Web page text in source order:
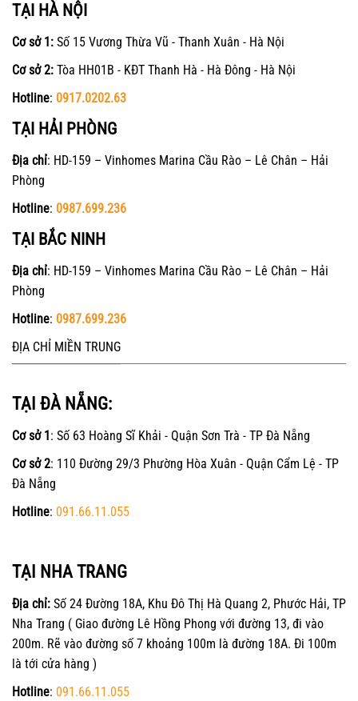
TẠI HÀ NỘI
Cơ sở 1: Số 15 Vương Thừa Vũ - Thanh Xuân - Hà Nội
Cơ sở 2: Tòa HH01B - KĐT Thanh Hà - Hà Đông - Hà Nội
Hotline: 0917.0202.63
TẠI HẢI PHÒNG
Địa chỉ: HD-159 – Vinhomes Marina Cầu Rào – Lê Chân – Hải
Phòng
Hotline: 0987.699.236
TẠI BẮC NINH
Địa chỉ: HD-159 – Vinhomes Marina Cầu Rào – Lê Chân – Hải
Phòng
Hotline: 0987.699.236
ĐỊA CHỈ MIỀN TRUNG
TẠI ĐÀ NẴNG:
Cơ sở 1: Số 63 Hoàng Sĩ Khải - Quận Sơn Trà - TP Đà Nẵng
Cơ sở 2: 110 Đường 29/3 Phường Hòa Xuân - Quận Cẩm Lệ - TP
Đà Nẵng
Hotline: 091.66.11.055
TẠI NHA TRANG
Địa chỉ: Số 24 Đường 18A, Khu Đô Thị Hà Quang 2, Phước Hải, TP
Nha Trang ( Giao đường Lê Hồng Phong với đường 13, đi vào
200m. Rẽ vào đường số 7 khoảng 100m là đường 18A. Đi 100m
là tới cửa hàng )
Hotline: 091.66.11.055